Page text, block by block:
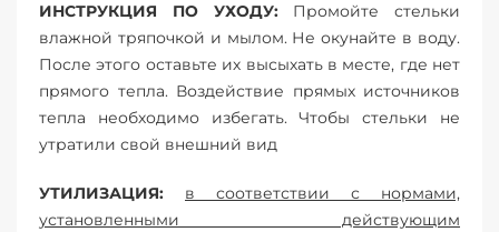
ИНСТРУКЦИЯ ПО УХОДУ:Промойте стельки
влажной тряпочкой и мылом. Не окунайте в воду.
После этого оставьте их высыхать в месте, где нет
прямого тепла. Воздействие прямых источников
тепла необходимо избегать. Чтобы стельки не
утратили свой внешний вид
УТИЛИЗАЦИЯ:
в соответствии с нормами,
установленными действующим